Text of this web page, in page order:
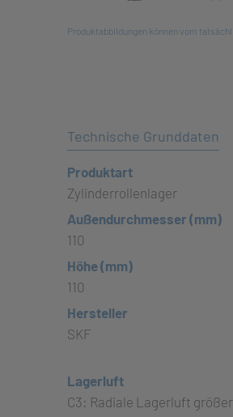
Produktabbildungen können vom
Technische Grunddaten
Produktart
Zylinderrollenlager
Außendurchmesser (mm)
110
Höhe (mm)
110
Hersteller
SKF
Lagerluft
C3: Radiale Lagerluft